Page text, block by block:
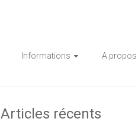
Informations A propos
Articles récents